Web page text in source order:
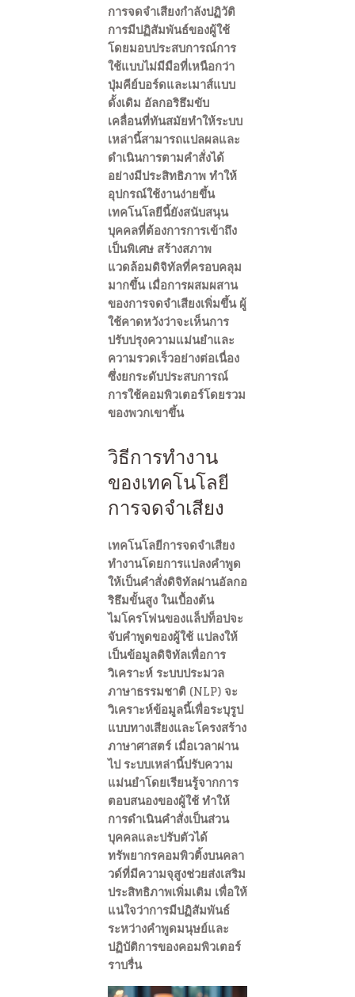
การจดจำเสียงกำลังปฏิวัติ
การมีปฏิสัมพันธ์ของผู้ใช้
โดยมอบประสบการณ์การ
ใช้แบบไม่มีมือที่เหนือกว่า
ปุ่มคีย์บอร์ดและเมาส์แบบ
ดั้งเดิม อัลกอริธึมขับ
เคลื่อนที่ทันสมัยทำให้ระบบ
เหล่านี้สามารถแปลผลและ
ดำเนินการตามคำสั่งได้
อย่างมีประสิทธิภาพ ทำให้
อุปกรณ์ใช้งานง่ายขึ้น
เทคโนโลยีนี้ยังสนับสนุน
บุคคลที่ต้องการการเข้าถึง
เป็นพิเศษ สร้างสภาพ
แวดล้อมดิจิทัลที่ครอบคลุม
มากขึ้น เมื่อการผสมผสาน
ของการจดจำเสียงเพิ่มขึ้น ผู้
ใช้คาดหวังว่าจะเห็นการ
ปรับปรุงความแม่นยำและ
ความรวดเร็วอย่างต่อเนื่อง
ซึ่งยกระดับประสบการณ์
การใช้คอมพิวเตอร์โดยรวม
ของพวกเขาขึ้น
วิธีการทำงาน
ของเทคโนโลยี
การจดจำเสียง
เทคโนโลยีการจดจำเสียง
ทำงานโดยการแปลงคำพูด
ให้เป็นคำสั่งดิจิทัลผ่านอัลกอ
ริธึมขั้นสูง ในเบื้องต้น
ไมโครโฟนของแล็ปท็อปจะ
จับคำพูดของผู้ใช้ แปลงให้
เป็นข้อมูลดิจิทัลเพื่อการ
วิเคราะห์ ระบบประมวล
ภาษาธรรมชาติ (NLP) จะ
วิเคราะห์ข้อมูลนี้เพื่อระบุรูป
แบบทางเสียงและโครงสร้าง
ภาษาศาสตร์ เมื่อเวลาผ่าน
ไป ระบบเหล่านี้ปรับความ
แม่นยำโดยเรียนรู้จากการ
ตอบสนองของผู้ใช้ ทำให้
การดำเนินคำสั่งเป็นส่วน
บุคคลและปรับตัวได้
ทรัพยากรคอมพิวติ้งบนคลา
วด์ที่มีความจุสูงช่วยส่งเสริม
ประสิทธิภาพเพิ่มเติม เพื่อให้
แน่ใจว่าการมีปฏิสัมพันธ์
ระหว่างคำพูดมนุษย์และ
ปฏิบัติการของคอมพิวเตอร์
ราบรื่น